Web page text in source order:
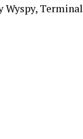
Wyspy, Terminal